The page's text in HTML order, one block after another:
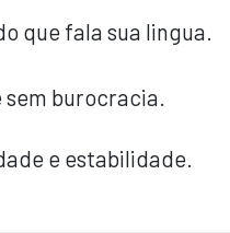
que fala sua lingua.
burocracia.
e estabilidade.